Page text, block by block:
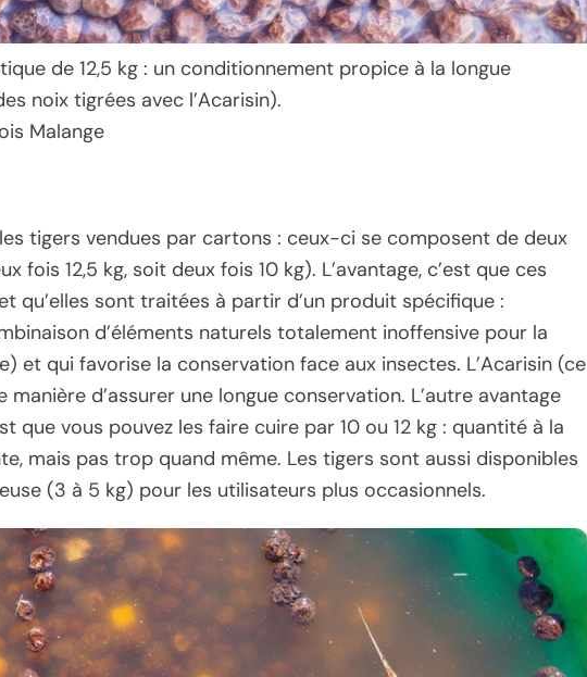
de 12,5 kg : un conditionnement propice à la longue
noix tigrées avec l’Acarisin).
Malange
tigers vendues par cartons : ceux-ci se composent de deux
fois 12,5 kg, soit deux fois 10 kg). L’avantage, c’est que ces
qu’elles sont traitées à partir d’un produit spécifique :
d’éléments naturels totalement inoffensive pour la
et qui favorise la conservation face aux insectes. L’Acarisin (ce
d’assurer une longue conservation. L’autre avantage
que vous pouvez les faire cuire par 10 ou 12 kg : quantité à la
mais pas trop quand même. Les tigers sont aussi disponibles
(3 à 5 kg) pour les utilisateurs plus occasionnels.